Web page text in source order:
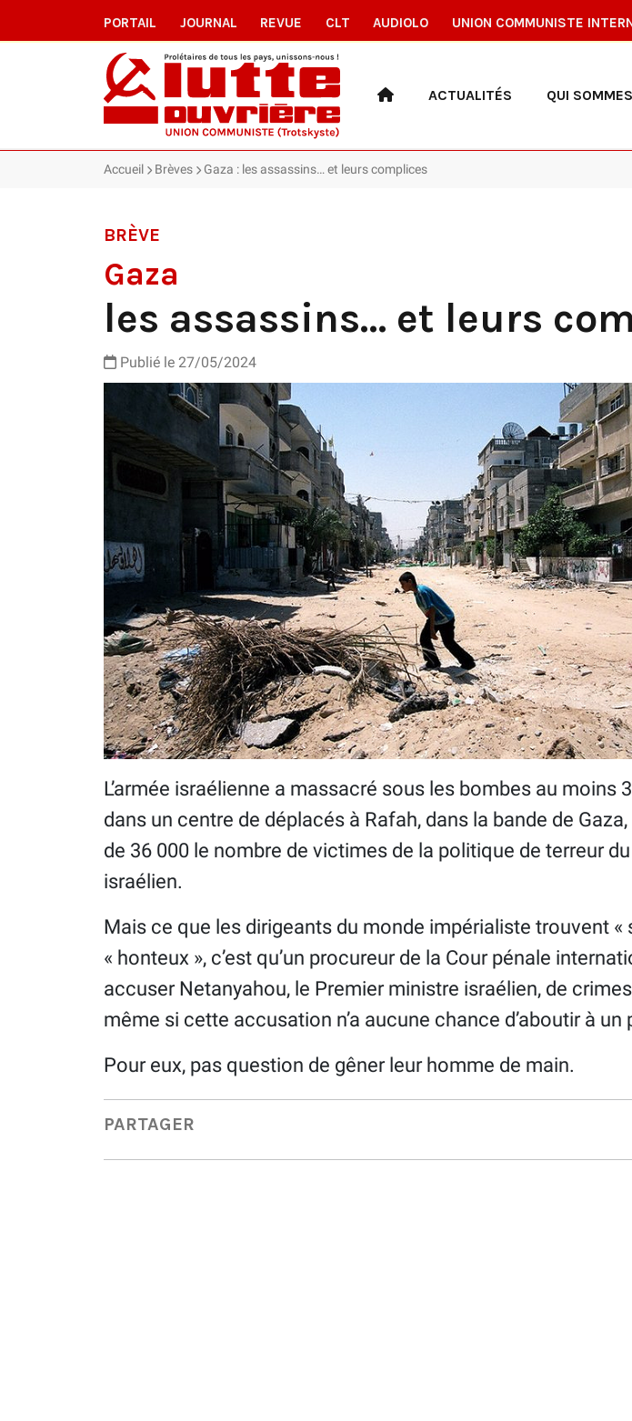
PORTAIL JOURNAL REVUE CLT AUDIOLO UNION COMMUNISTE
ACTUALITÉS QUI
Accueil Brèves Gaza : les assassins… et leurs complices
BRÈVE
Gaza
les assassins… et leurs
Publié le 27/05/2024
L’armée israélienne a massacré sous les bombes au moins
dans un centre de déplacés à Rafah, dans la bande de
de 36 000 le nombre de victimes de la politique de terreur
israélien.
Mais ce que les dirigeants du monde impérialiste trouvent «
« honteux », c’est qu’un procureur de la Cour pénale
accuser Netanyahou, le Premier ministre israélien, de
même si cette accusation n’a aucune chance d’aboutir à un
Pour eux, pas question de gêner leur homme de main.
PARTAGER